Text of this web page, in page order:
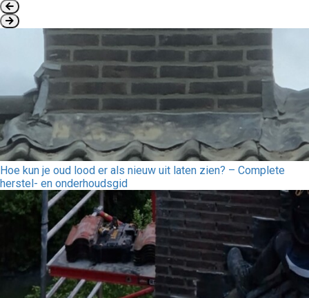
Hoe kun je oud lood er als nieuw uit laten zien? – Complete
herstel- en onderhoudsgid